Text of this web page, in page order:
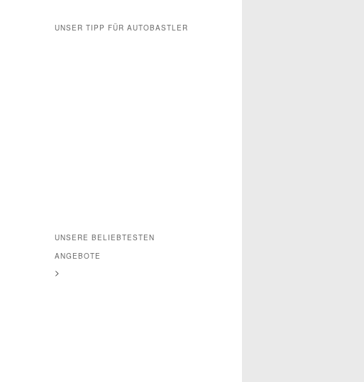
UNSER TIPP FÜR AUTOBASTLER
UNSERE BELIEBTESTEN
ANGEBOTE
>